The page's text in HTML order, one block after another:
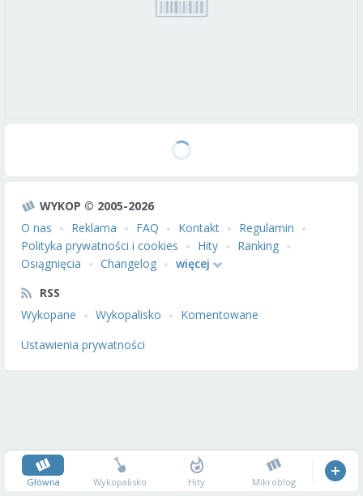
WYKOP © 2005-2026
O nas
Reklama FAQ Kontakt
Regulamin
Polityka prywatności i cookies
Hity
Ranking
Osiągnięcia
Changelog
więcej
RSS
Wykopane
Wykopalisko
Komentowane
Ustawienia prywatności
Główna Wykopalisko Hity Mikroblog